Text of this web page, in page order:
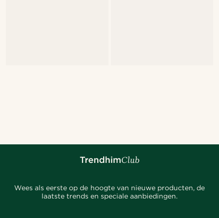
Wees als eerste op de hoogte van nieuwe producten, de
laatste trends en speciale aanbiedingen.